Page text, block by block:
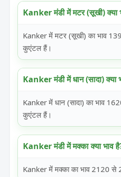
Kanker मंडी में मटर (सूखी) क्या
Kanker में मटर (सूखी) का भाव
कुएंटल हैं।
Kanker मंडी में धान (सादा) क्या
Kanker में धान (सादा) का भाव
कुएंटल हैं।
Kanker मंडी में मक्का क्या भाव
Kanker में मक्का का भाव 2120